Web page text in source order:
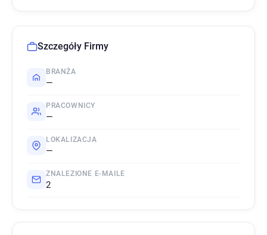
Szczegóły Firmy
BRANŻA
—
PRACOWNICY
—
LOKALIZACJA
—
ZNALEZIONE E-MAILE
2